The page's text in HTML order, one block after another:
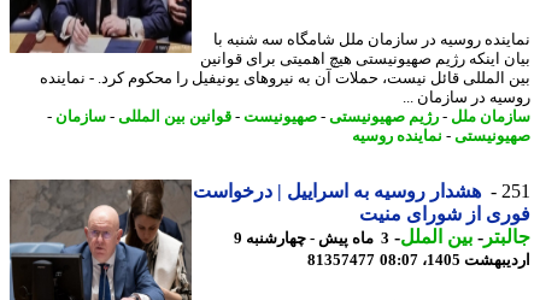
روسیه در سازمان ملل شامگاه سه شنبه با
اینکه رژیم صهیونیستی هیچ اهمیتی برای قوانین
المللی قائل نیست، حملات آن به نیروهای یونیفیل را محکوم کرد. - نماینده
در سازمان ...
ملل -رژیم صهیونیستی-صهیونیست-قوانین بین المللی-سازمان -
-نماینده روسیه
هشدار روسیه به اسراییل | درخواست
از شورای منیت
-بین الملل-
3 ماه پیش - چهارشنبه 9
1405، 08:07
81357477